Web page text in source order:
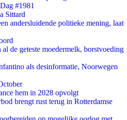
#1981
Sittard
andersluidende politieke mening, laat
de geteste moedermelk, borstvoeding
als desinformatie, Noorwegen
hem in 2028 opvolgt
brengt rust terug in Rotterdamse